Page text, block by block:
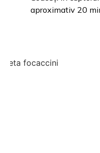
aproximativ 20